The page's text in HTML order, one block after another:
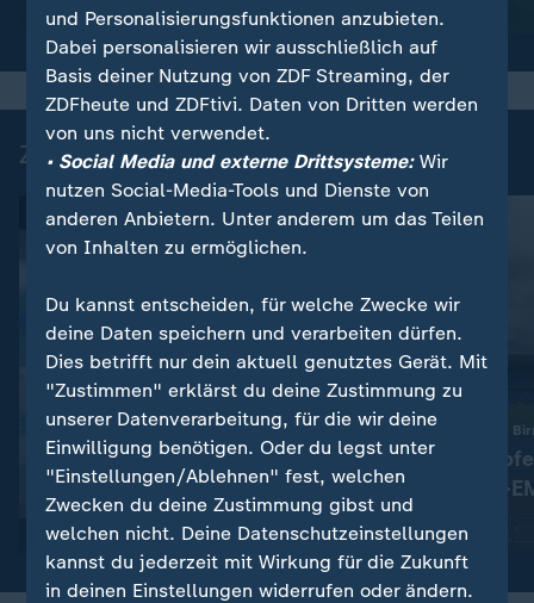
Video
Zuletzt auf ZDFheute veröffentlicht
Comeback nach drei Jahren Pause:
Maya Tobehn und die
ungeplante Schwimm-EM
mit Video 1:27
10. bis 16. August in
Alle
Leichtathletik-
Überblick
mit Video
und Personalisierungsfunktionen anzubieten.
Dabei personalisieren wir ausschließlich auf
Basis deiner Nutzung von ZDF Streaming, der
ZDFheute und ZDFtivi. Daten von Dritten werden
von uns nicht verwendet.
• Social Media und externe Drittsysteme:Wir
nutzen Social-Media-Tools und Dienste von
anderen Anbietern. Unter anderem um das Teilen
von Inhalten zu ermöglichen.
Du kannst entscheiden, für welche Zwecke wir
deine Daten speichern und verarbeiten dürfen.
Dies betrifft nur dein aktuell genutztes Gerät. Mit
"Zustimmen" erklärst du deine Zustimmung zu
unserer Datenverarbeitung, für die wir deine
Einwilligung benötigen. Oder du legst unter
"Einstellungen/Ablehnen" fest, welchen
Zwecken du deine Zustimmung gibst und
welchen nicht. Deine Datenschutzeinstellungen
kannst du jederzeit mit Wirkung für die Zukunft
in deinen Einstellungen widerrufen oder ändern.